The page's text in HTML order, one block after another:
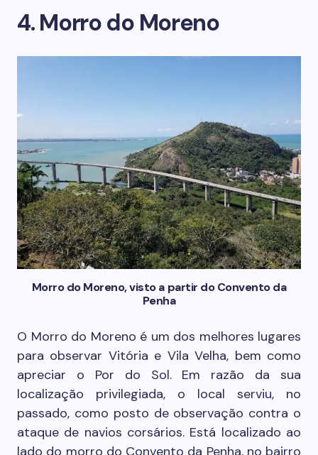
4. Morro do Moreno
Morro do Moreno, visto a partir do Convento da
Penha
O Morro do Moreno é um dos melhores lugares
para observar Vitória e Vila Velha, bem como
apreciar o Por do Sol. Em razão da sua
localização privilegiada, o local serviu, no
passado, como posto de observação contra o
ataque de navios corsários. Está localizado ao
lado do morro do Convento da Penha, no bairro